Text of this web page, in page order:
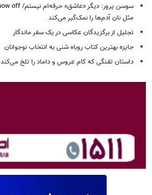
مثل نان آدم‌ها را نمک‌گیر می‌کند
تجلیل از برگزیدگان عکاسی در یک سفر ماندگار
جایزه بهترین کتاب روباه شنی به انتخاب نوجوانان
داستان تفنگی که کام عروس و داماد را تلخ می‌کند